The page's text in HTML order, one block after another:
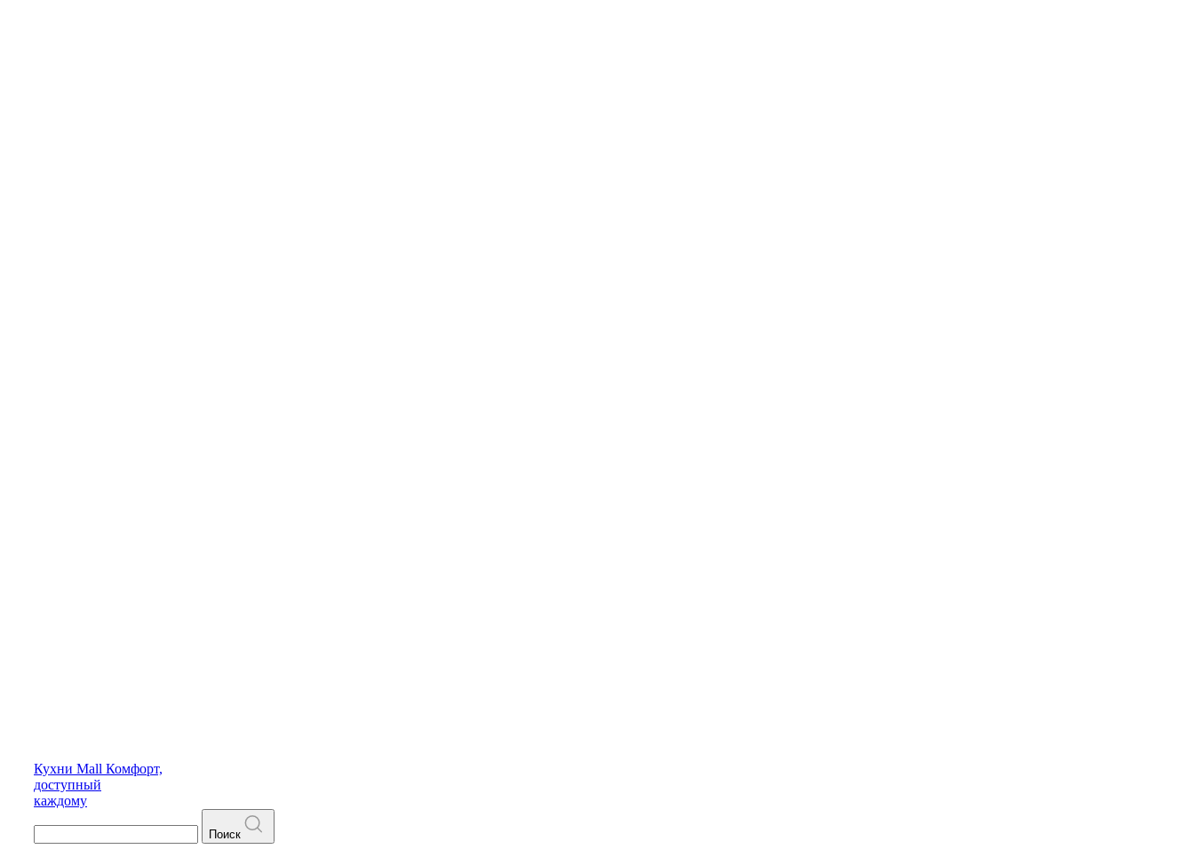
Кухни Mall Комфорт,
доступный
каждому
Поиск